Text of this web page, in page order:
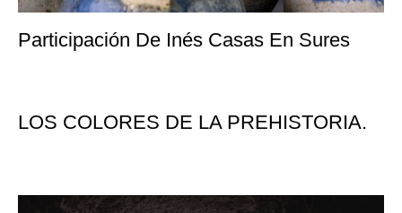
Participación De Inés Casas En Sures
LOS COLORES DE LA PREHISTORIA.